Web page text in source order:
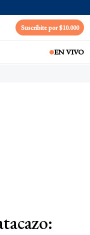
Suscribite por $10.000
EN VIVO